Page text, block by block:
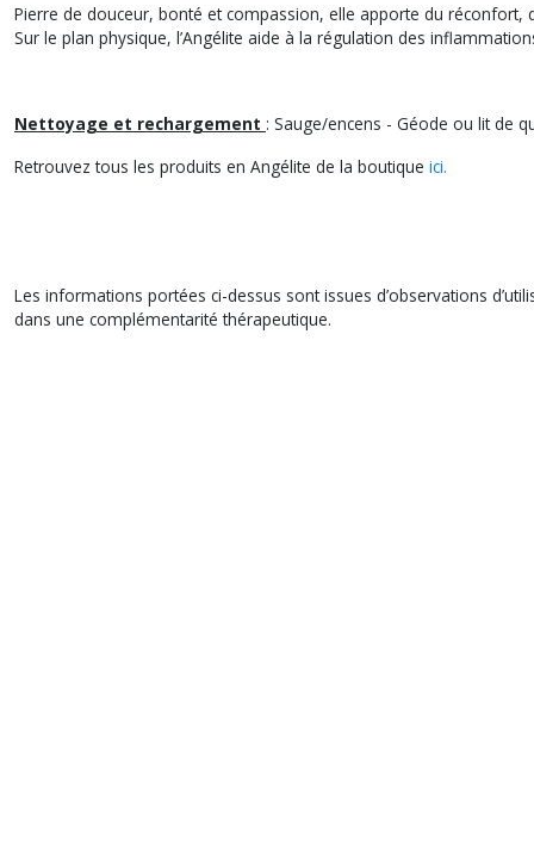
Pierre de douceur, bonté et compassion, elle apporte du
Sur le plan physique, l’Angélite aide à la régulation des
Nettoyage et rechargement : Sauge/encens - Géode ou lit de
Retrouvez tous les produits en Angélite de la boutique ici.
Les informations portées ci-dessus sont issues d’observations
dans une complémentarité thérapeutique.